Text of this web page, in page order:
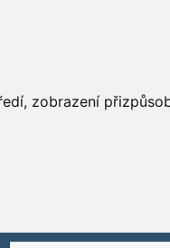
zobrazení